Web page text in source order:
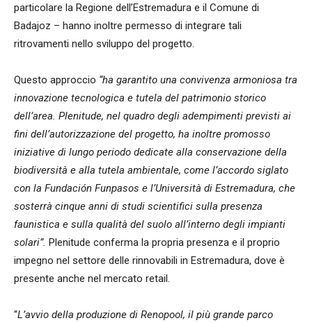
particolare la Regione dell’Estremadura e il Comune di
Badajoz – hanno inoltre permesso di integrare tali
ritrovamenti nello sviluppo del progetto.
Questo approccio “ha garantito una convivenza armoniosa tra
innovazione tecnologica e tutela del patrimonio storico
dell’area. Plenitude, nel quadro degli adempimenti previsti ai
fini dell’autorizzazione del progetto, ha inoltre promosso
iniziative di lungo periodo dedicate alla conservazione della
biodiversità e alla tutela ambientale, come l’accordo siglato
con la Fundación Funpasos e l’Università di Estremadura, che
sosterrà cinque anni di studi scientifici sulla presenza
faunistica e sulla qualità del suolo all’interno degli impianti
solari”. Plenitude conferma la propria presenza e il proprio
impegno nel settore delle rinnovabili in Estremadura, dove è
presente anche nel mercato retail.
“L’avvio della produzione di Renopool, il più grande parco